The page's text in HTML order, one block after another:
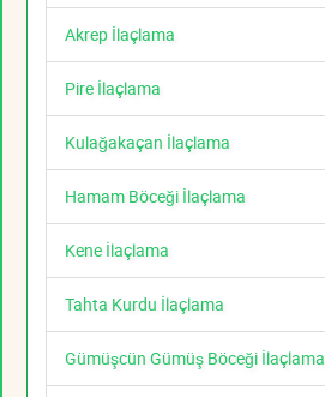
Akrep İlaçlama
Pire İlaçlama
Kulağakaçan İlaçlama
Hamam Böceği İlaçlama
Kene İlaçlama
Tahta Kurdu İlaçlama
Gümüşcün Gümüş Böceği İlaçlama